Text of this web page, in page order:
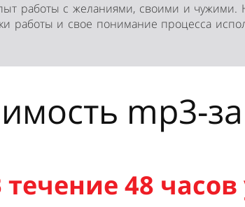
работы с желаниями, своими и
работы и свое понимание процесса
mp3-
течение 48